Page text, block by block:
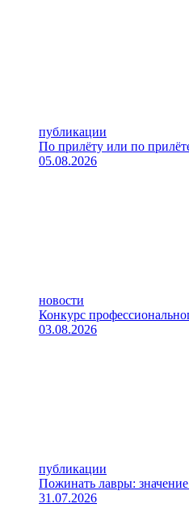
публикации
По прилёту или по
05.08.2026
новости
Конкурс
03.08.2026
публикации
Пожинать лавры:
31.07.2026